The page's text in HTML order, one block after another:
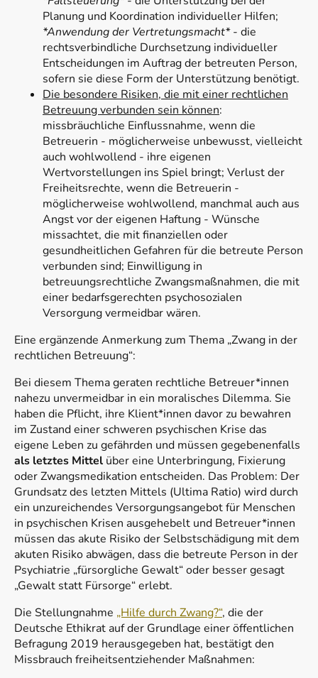
Planung und Koordination individueller Hilfen;
*Anwendung der Vertretungsmacht*- die
rechtsverbindliche Durchsetzung individueller
Entscheidungen im Auftrag der betreuten Person,
sofern sie diese Form der Unterstützung benötigt.
Die besondere Risiken, die mit einer rechtlichen
Betreuung verbunden sein können:
missbräuchliche Einflussnahme, wenn die
Betreuerin - möglicherweise unbewusst, vielleicht
auch wohlwollend - ihre eigenen
Wertvorstellungen ins Spiel bringt; Verlust der
Freiheitsrechte, wenn die Betreuerin -
möglicherweise wohlwollend, manchmal auch aus
Angst vor der eigenen Haftung - Wünsche
missachtet, die mit finanziellen oder
gesundheitlichen Gefahren für die betreute Person
verbunden sind; Einwilligung in
betreuungsrechtliche Zwangsmaßnahmen, die mit
einer bedarfsgerechten psychosozialen
Versorgung vermeidbar wären.
Eine ergänzende Anmerkung zum Thema „Zwang in der
rechtlichen Betreuung“:
Bei diesem Thema geraten rechtliche Betreuer*innen
nahezu unvermeidbar in ein moralisches Dilemma. Sie
haben die Pflicht, ihre Klient*innen davor zu bewahren
im Zustand einer schweren psychischen Krise das
eigene Leben zu gefährden und müssen gegebenenfalls
als letztes Mittel über eine Unterbringung, Fixierung
oder Zwangsmedikation entscheiden. Das Problem: Der
Grundsatz des letzten Mittels (Ultima Ratio) wird durch
ein unzureichendes Versorgungsangebot für Menschen
in psychischen Krisen ausgehebelt und Betreuer*innen
müssen das akute Risiko der Selbstschädigung mit dem
akuten Risiko abwägen, dass die betreute Person in der
Psychiatrie „fürsorgliche Gewalt“ oder besser gesagt
„Gewalt statt Fürsorge“ erlebt.
Die Stellungnahme „Hilfe durch Zwang?“, die der
Deutsche Ethikrat auf der Grundlage einer öffentlichen
Befragung 2019 herausgegeben hat, bestätigt den
Missbrauch freiheitsentziehender Maßnahmen: